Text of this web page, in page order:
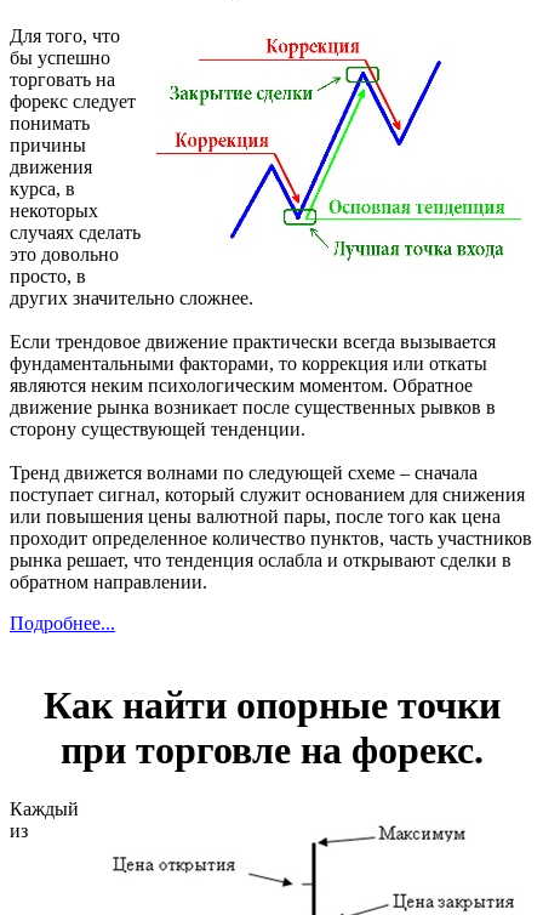
Для того, что
бы успешно
торговать на
форекс следует
понимать
причины
движения
курса, в
некоторых
случаях сделать
это довольно
просто, в
других значительно сложнее.
Если трендовое движение практически всегда вызывается
фундаментальными факторами, то коррекция или откаты
являются неким психологическим моментом. Обратное
движение рынка возникает после существенных рывков в
сторону существующей тенденции.
Тренд движется волнами по следующей схеме – сначала
поступает сигнал, который служит основанием для снижения
или повышения цены валютной пары, после того как цена
проходит определенное количество пунктов, часть участников
рынка решает, что тенденция ослабла и открывают сделки в
обратном направлении.
Подробнее...
Как найти опорные точки
при торговле на форекс.
Каждый
из